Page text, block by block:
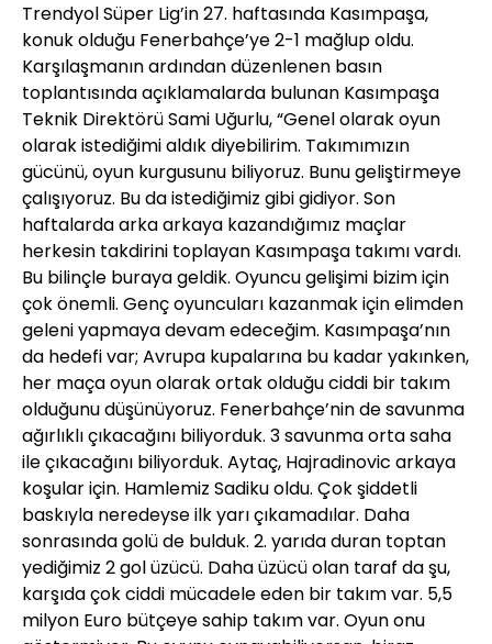
Trendyol Süper Lig’in 27. haftasında Kasımpaşa,
konuk olduğu Fenerbahçe’ye 2-1 mağlup oldu.
Karşılaşmanın ardından düzenlenen basın
toplantısında açıklamalarda bulunan Kasımpaşa
Teknik Direktörü Sami Uğurlu, “Genel olarak oyun
olarak istediğimi aldık diyebilirim. Takımımızın
gücünü, oyun kurgusunu biliyoruz. Bunu geliştirmeye
çalışıyoruz. Bu da istediğimiz gibi gidiyor. Son
haftalarda arka arkaya kazandığımız maçlar
herkesin takdirini toplayan Kasımpaşa takımı vardı.
Bu bilinçle buraya geldik. Oyuncu gelişimi bizim için
çok önemli. Genç oyuncuları kazanmak için elimden
geleni yapmaya devam edeceğim. Kasımpaşa’nın
da hedefi var; Avrupa kupalarına bu kadar yakınken,
her maça oyun olarak ortak olduğu ciddi bir takım
olduğunu düşünüyoruz. Fenerbahçe’nin de savunma
ağırlıklı çıkacağını biliyorduk. 3 savunma orta saha
ile çıkacağını biliyorduk. Aytaç, Hajradinovic arkaya
koşular için. Hamlemiz Sadiku oldu. Çok şiddetli
baskıyla neredeyse ilk yarı çıkamadılar. Daha
sonrasında golü de bulduk. 2. yarıda duran toptan
yediğimiz 2 gol üzücü. Daha üzücü olan taraf da şu,
karşıda çok ciddi mücadele eden bir takım var. 5,5
milyon Euro bütçeye sahip takım var. Oyun onu